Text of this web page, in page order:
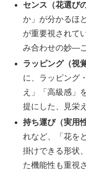
センス（花選び
か」が分かるほ
が重要視されて
み合わせの妙—
ラッピング（視
に、ラッピング
え」「高級感」
提にした、見栄
持ち運び（実用
れなど、「花を
掛けできる形状
た機能性も重視